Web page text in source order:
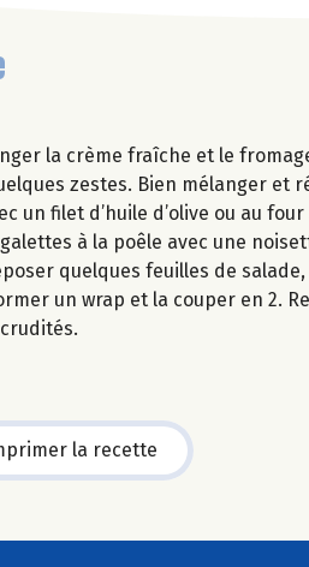
la crème fraîche et le
zestes. Bien mélanger et
un filet d’huile d’olive ou au
à la poêle avec une
quelques feuilles de
un wrap et la couper en 2.
la recette